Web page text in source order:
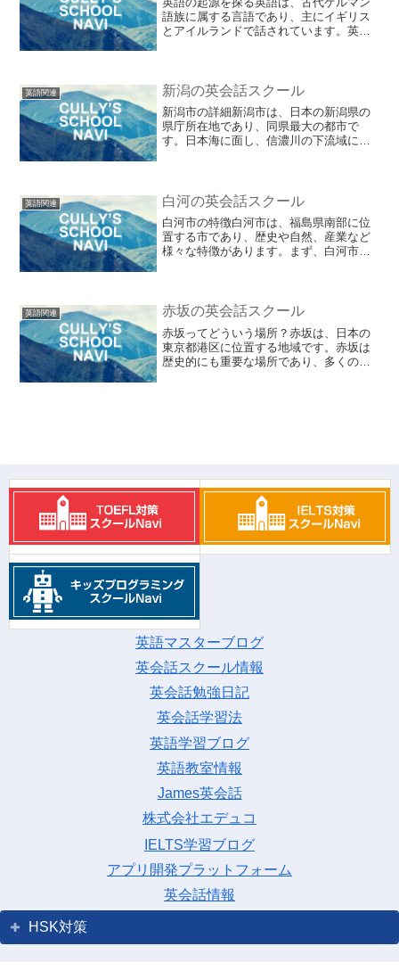
語族に属する言語であり、主にイギリス
とアイルランドで話されています。英語
ケルト系のブリトン人がイ...
英語関連 新潟の英会話スクール
新潟市の詳細新潟市は、日本の新潟県の
県庁所在地であり、同県最大の都市で
す。日本海に面し、信濃川の下流域に位
ます。新潟市は、米や...
英語関連 白河の英会話スクール
白河市の特徴白河市は、福島県南部に位
置する市であり、歴史や自然、産業など
様々な特徴があります。まず、白河市は
建てられた商家や蔵などが...
英語関連 赤坂の英会話スクール
赤坂ってどういう場所？赤坂は、日本の
東京都港区に位置する地域です。赤坂は
歴史的にも重要な場所であり、多くの政
英語マスターブログ
英会話スクール情報
英会話勉強日記
英会話学習法
英語学習ブログ
英語教室情報
James英会話
株式会社エデュコ
IELTS学習ブログ
アプリ開発プラットフォーム
英会話情報
HSK対策